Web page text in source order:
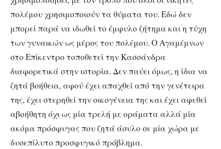
πολέμου χρησιμοποιούν τα θύματα του. Εδώ δεν
μπορεί παρά να ιδωθεί το έμφυλο ζήτημα και η τύχη
των γυναικών ως μέρος του πολέμου. Ο Αγαμέμνων
στο Επίκεντρο τοποθετεί την Κασσάνδρα
διαφορετικά στην ιστορία. Δεν παύει όμως, η ίδια να
ζητά βοήθεια, αφού έχει απαχθεί από την γενέτειρα
της, έχει στερηθεί την οικογένεια της και έχει αφεθεί
αβοήθητη όχι ως μία τρελή με οράματα αλλά μία
ακόμα πρόσφυγας που ζητά άσυλο σε μία χώρα με
δυσεπίλυτο προσφυγικό πρόβλημα.